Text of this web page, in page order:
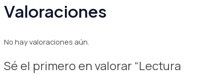
Valoraciones
No hay valoraciones aún.
Sé el primero en valorar “Lectura